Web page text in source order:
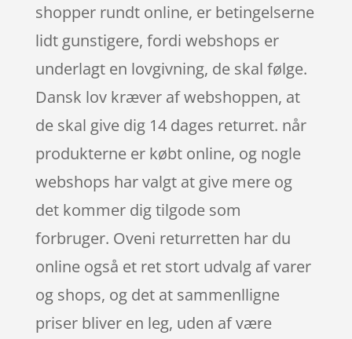
shopper rundt online, er betingelserne
lidt gunstigere, fordi webshops er
underlagt en lovgivning, de skal følge.
Dansk lov kræver af webshoppen, at
de skal give dig 14 dages returret. når
produkterne er købt online, og nogle
webshops har valgt at give mere og
det kommer dig tilgode som
forbruger. Oveni returretten har du
online også et ret stort udvalg af varer
og shops, og det at sammenlligne
priser bliver en leg, uden af være